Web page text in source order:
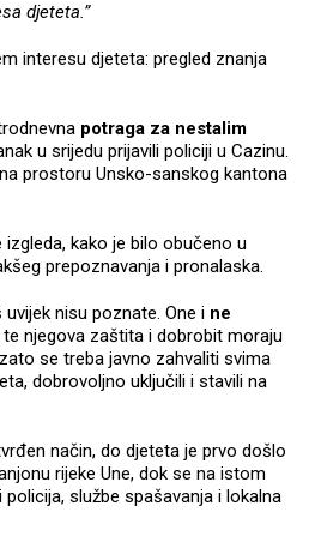
djeteta.”
interesu djeteta: pregled znanja
potraga za nestalim
u srijedu prijavili policiji u Cazinu.
prostoru Unsko-sanskog kantona
kako je bilo obučeno u
prepoznavanja i pronalaska.
nisu poznate. One i ne
njegova zaštita i dobrobit moraju
se treba javno zahvaliti svima
dobrovoljno uključili i stavili na
način, do djeteta je prvo došlo
rijeke Une, dok se na istom
službe spašavanja i lokalna